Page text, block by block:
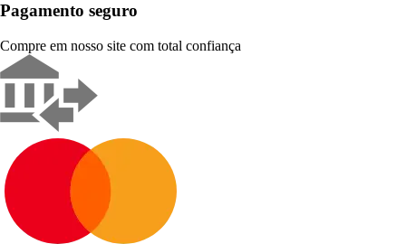
Pagamento seguro
Compre em nosso site com total confiança